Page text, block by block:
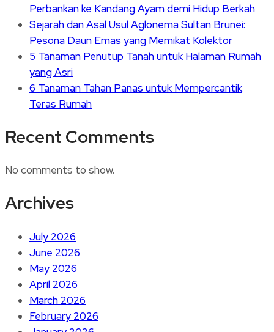
Perbankan ke Kandang Ayam demi Hidup Berkah
Sejarah dan Asal Usul Aglonema Sultan Brunei:
Pesona Daun Emas yang Memikat Kolektor
5 Tanaman Penutup Tanah untuk Halaman Rumah
yang Asri
6 Tanaman Tahan Panas untuk Mempercantik
Teras Rumah
Recent Comments
No comments to show.
Archives
July 2026
June 2026
May 2026
April 2026
March 2026
February 2026